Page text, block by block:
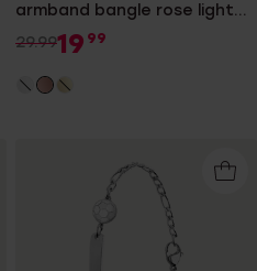
armband bangle rose light
peach kristal
29.9919 99